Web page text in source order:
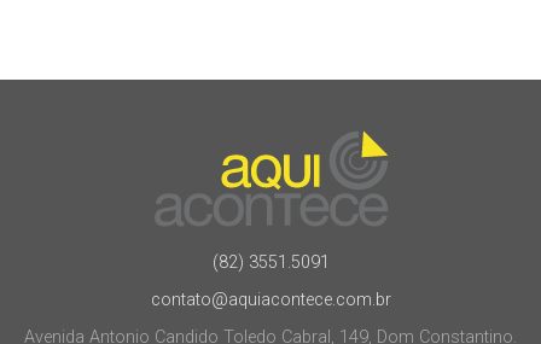
(82) 3551.5091
contato@aquiacontece.com.br
Avenida Antonio Candido Toledo Cabral, 149, Dom Constantino.